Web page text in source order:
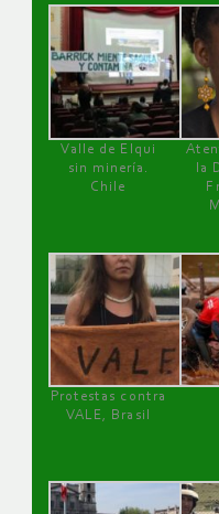
Valle de Elqui
sin minería.
Chile
la
Protestas contra
VALE, Brasil